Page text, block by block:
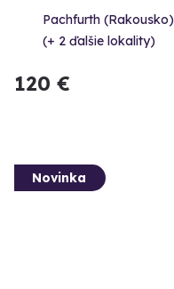
Pachfurth (Rakousko)
(+ 2 ďalšie lokality)
120 €
Novinka